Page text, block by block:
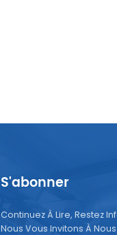
S'abonner
Continuez À Lire, Restez
Nous Vous Invitons À